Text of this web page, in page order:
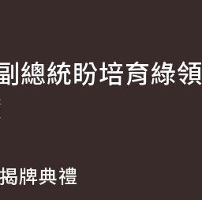
總統盼培育綠領
牌典禮